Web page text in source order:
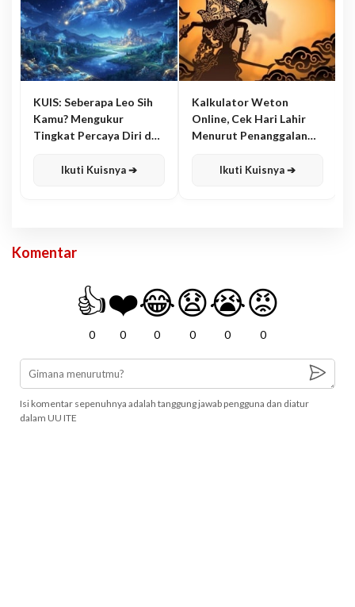
KUIS: Seberapa Leo Sih
Kamu? Mengukur
Tingkat Percaya Diri dan
Ikuti Kuisnya ➔
Kalkulator Weton
Online, Cek Hari Lahir
Menurut Penanggalan
Ikuti Kuisnya ➔
Komentar
👍
0
❤️
0
😂
0
😧
0
😭
0
😡
0
Isi komentar sepenuhnya adalah tanggung jawab pengguna dan diatur
dalam UU ITE